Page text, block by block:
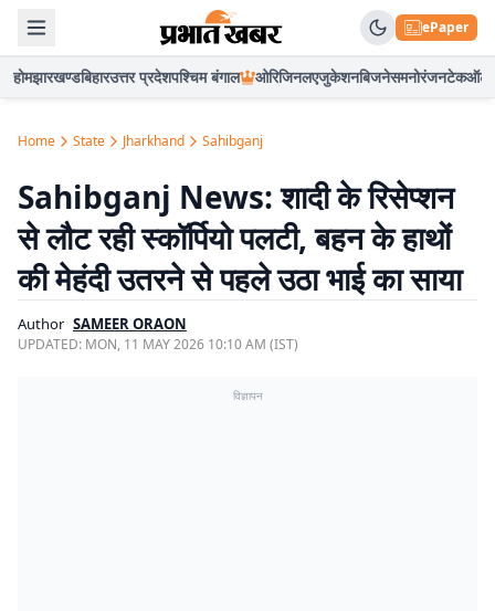
ePaper
होमझारखण्डबिहारउत्तर प्रदेशपश्चिम बंगाल ओरिजिनलएजुकेशनबिजनेसमनोरंजनटेकऑटो
Home State Jharkhand Sahibganj
Sahibganj News: शादी के रिसेप्शन
से लौट रही स्कॉर्पियो पलटी, बहन के हाथों
की मेहंदी उतरने से पहले उठा भाई का साया
Author SAMEER ORAON
UPDATED: MON, 11 MAY 2026 10:10 AM (IST)
विज्ञापन